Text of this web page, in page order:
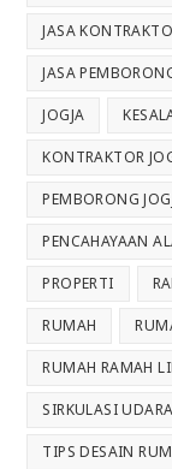
JASA
JASA
JOGJA
KONTRAKTOR
PEMBORONG
PENCAHAYAAN
PROPERTI
RUMAH
RUMAH RAMAH
SIRKULASI UDARA
TIPS DESAIN